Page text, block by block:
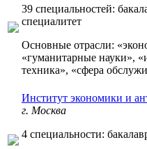
39 специальностей:
специалитет
Основные отрасли:
«гуманитарные науки»,
техника», «сфера
Институт экономики и
г. Москва
4 специальности: